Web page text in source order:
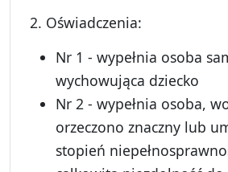
2. Oświadczenia:
Nr 1 - wypełnia osoba
wychowująca dziecko
Nr 2 - wypełnia osoba,
orzeczono znaczny lub
stopień